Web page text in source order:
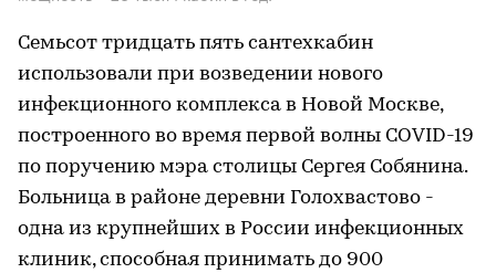
Семьсот тридцать пять сантехкабин
использовали при возведении нового
инфекционного комплекса в Новой Москве,
построенного во время первой волны COVID-19
по поручению мэра столицы Сергея Собянина.
Больница в районе деревни Голохвастово -
одна из крупнейших в России инфекционных
клиник, способная принимать до 900